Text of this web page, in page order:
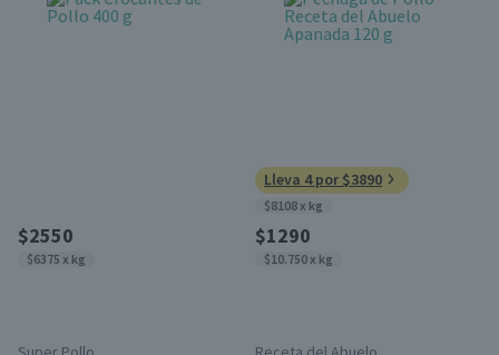
$2550
$6375 x kg
Lleva 4 por $3890
$8108 x kg
$1290
$10.750 x kg